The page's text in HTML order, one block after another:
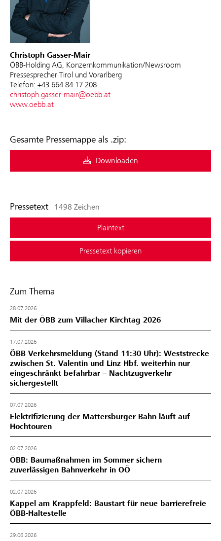
Christoph Gasser-Mair
ÖBB-Holding AG, Konzernkommunikation/Newsroom
Pressesprecher Tirol und Vorarlberg
Telefon: +43 664 84 17 208
christoph.gasser-mair@oebb.at
www.oebb.at
Gesamte Pressemappe als .zip:
Downloaden
Pressetext 1498 Zeichen
Plaintext
Pressetext kopieren
Zum Thema
28.07.2026
Mit der ÖBB zum Villacher Kirchtag 2026
17.07.2026
ÖBB Verkehrsmeldung (Stand 11:30 Uhr): Weststrecke
zwischen St. Valentin und Linz Hbf. weiterhin nur
eingeschränkt befahrbar – Nachtzugverkehr
sichergestellt
07.07.2026
Elektrifizierung der Mattersburger Bahn läuft auf
Hochtouren
02.07.2026
ÖBB: Baumaßnahmen im Sommer sichern
zuverlässigen Bahnverkehr in OÖ
02.07.2026
Kappel am Krappfeld: Baustart für neue barrierefreie
ÖBB-Haltestelle
29.06.2026